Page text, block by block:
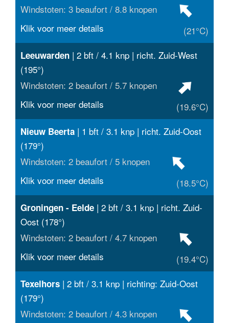
Windstoten: 3 beaufort / 8.8 knopen
(21°C)
Klik voor meer details
Leeuwarden | 2 bft / 4.1 knp | richt. Zuid-West
(195°)
Windstoten: 2 beaufort / 5.7 knopen
(19.6°C)
Klik voor meer details
Nieuw Beerta | 1 bft / 3.1 knp | richt. Zuid-Oost
(179°)
Windstoten: 2 beaufort / 5 knopen
(18.5°C)
Klik voor meer details
Groningen - Eelde | 2 bft / 3.1 knp | richt. Zuid-
Oost (178°)
Windstoten: 2 beaufort / 4.7 knopen
(19.4°C)
Klik voor meer details
Texelhors | 2 bft / 3.1 knp | richting: Zuid-Oost
(179°)
Windstoten: 2 beaufort / 4.3 knopen